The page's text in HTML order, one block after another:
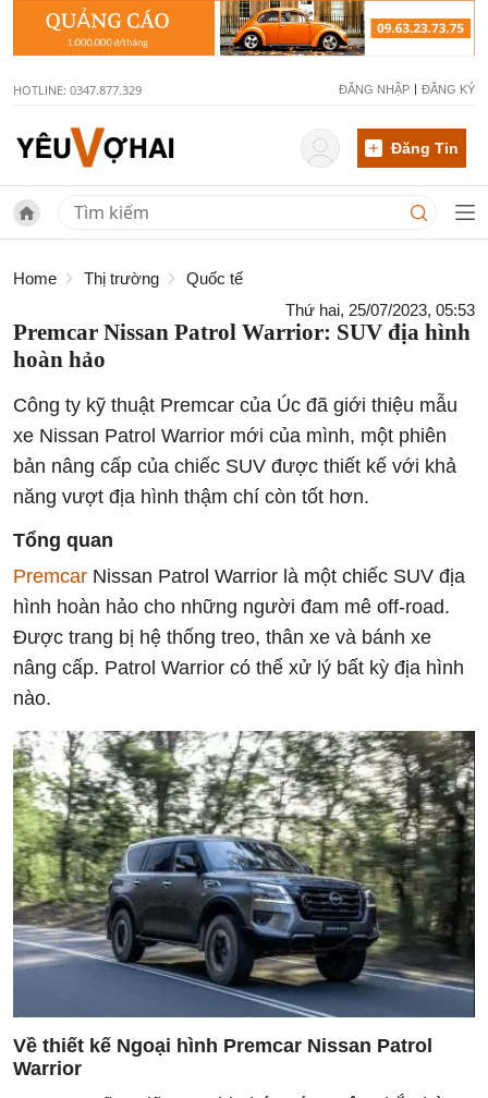
HOTLINE: 0347.877.329 ĐĂNG NHẬP ĐĂNG KÝ
Đăng Tin
Home Thị trường
Quốc tế
Thứ hai, 25/07/2023, 05:53
Premcar Nissan Patrol Warrior: SUV địa hình
hoàn hảo
Công ty kỹ thuật Premcar của Úc đã giới thiệu mẫu
xe Nissan Patrol Warrior mới của mình, một phiên
bản nâng cấp của chiếc SUV được thiết kế với khả
năng vượt địa hình thậm chí còn tốt hơn.
Tổng quan
Premcar Nissan Patrol Warrior là một chiếc SUV địa
hình hoàn hảo cho những người đam mê off-road.
Được trang bị hệ thống treo, thân xe và bánh xe
nâng cấp. Patrol Warrior có thể xử lý bất kỳ địa hình
nào.
Về thiết kế Ngoại hình Premcar Nissan Patrol
Warrior